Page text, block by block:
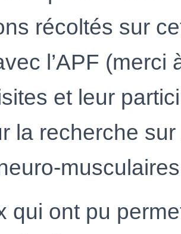
récoltés sur
l’APF (merci
et leur
la recherche
qui ont pu